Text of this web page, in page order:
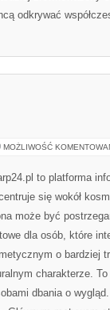
odkrywać
MOŻLIWOŚĆ
to platforma
się wokół
może być
dla osób, które
o bardziej
charakterze.
dbania o